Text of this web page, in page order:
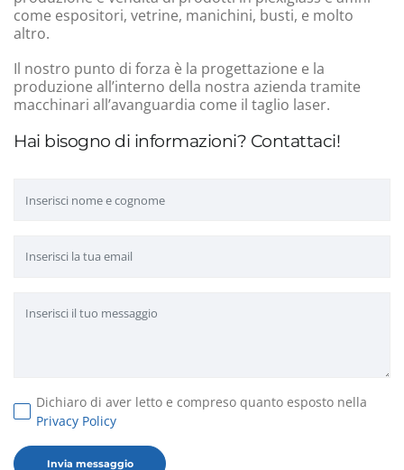
Hai bisogno di informazioni? Contattaci!
Dichiaro di aver letto e compreso quanto esposto nella
Privacy Policy
come espositori, vetrine, manichini, busti, e molto
altro.
Il nostro punto di forza è la progettazione e la
produzione all’interno della nostra azienda tramite
macchinari all’avanguardia come il taglio laser.